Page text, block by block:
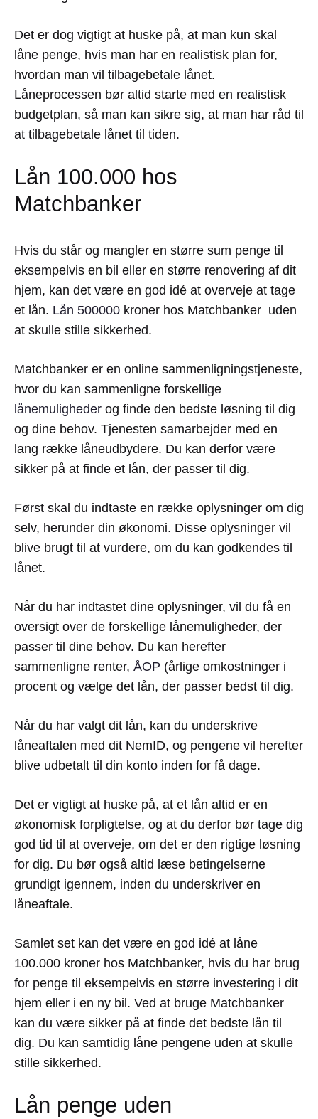
Det er dog vigtigt at huske på, at man kun skal
låne penge, hvis man har en realistisk plan for,
hvordan man vil tilbagebetale lånet.
Låneprocessen bør altid starte med en realistisk
budgetplan, så man kan sikre sig, at man har råd til
at tilbagebetale lånet til tiden.
Lån 100.000 hos
Matchbanker
Hvis du står og mangler en større sum penge til
eksempelvis en bil eller en større renovering af dit
hjem, kan det være en god idé at overveje at tage
et lån. Lån 500000 kroner hos Matchbanker uden
at skulle stille sikkerhed.
Matchbanker er en online sammenligningstjeneste,
hvor du kan sammenligne forskellige
lånemuligheder og finde den bedste løsning til dig
og dine behov. Tjenesten samarbejder med en
lang række låneudbydere. Du kan derfor være
sikker på at finde et lån, der passer til dig.
Først skal du indtaste en række oplysninger om dig
selv, herunder din økonomi. Disse oplysninger vil
blive brugt til at vurdere, om du kan godkendes til
lånet.
Når du har indtastet dine oplysninger, vil du få en
oversigt over de forskellige lånemuligheder, der
passer til dine behov. Du kan herefter
sammenligne renter, ÅOP (årlige omkostninger i
procent og vælge det lån, der passer bedst til dig.
Når du har valgt dit lån, kan du underskrive
låneaftalen med dit NemID, og pengene vil herefter
blive udbetalt til din konto inden for få dage.
Det er vigtigt at huske på, at et lån altid er en
økonomisk forpligtelse, og at du derfor bør tage dig
god tid til at overveje, om det er den rigtige løsning
for dig. Du bør også altid læse betingelserne
grundigt igennem, inden du underskriver en
låneaftale.
Samlet set kan det være en god idé at låne
100.000 kroner hos Matchbanker, hvis du har brug
for penge til eksempelvis en større investering i dit
hjem eller i en ny bil. Ved at bruge Matchbanker
kan du være sikker på at finde det bedste lån til
dig. Du kan samtidig låne pengene uden at skulle
stille sikkerhed.
Lån penge uden